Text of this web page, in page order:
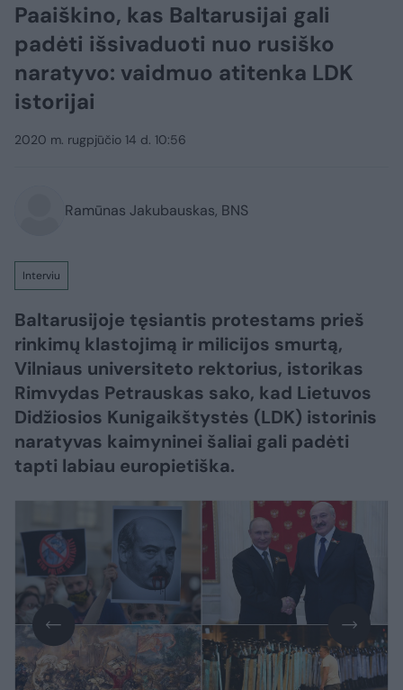
Paaiškino, kas Baltarusijai gali
padėti išsivaduoti nuo rusiško
naratyvo: vaidmuo atitenka LDK
istorijai
2020 m. rugpjūčio 14 d. 10:56
Ramūnas Jakubauskas, BNS
Interviu
Baltarusijoje tęsiantis protestams prieš
rinkimų klastojimą ir milicijos smurtą,
Vilniaus universiteto rektorius, istorikas
Rimvydas Petrauskas sako, kad Lietuvos
Didžiosios Kunigaikštystės (LDK) istorinis
naratyvas kaimyninei šaliai gali padėti
tapti labiau europietiška.